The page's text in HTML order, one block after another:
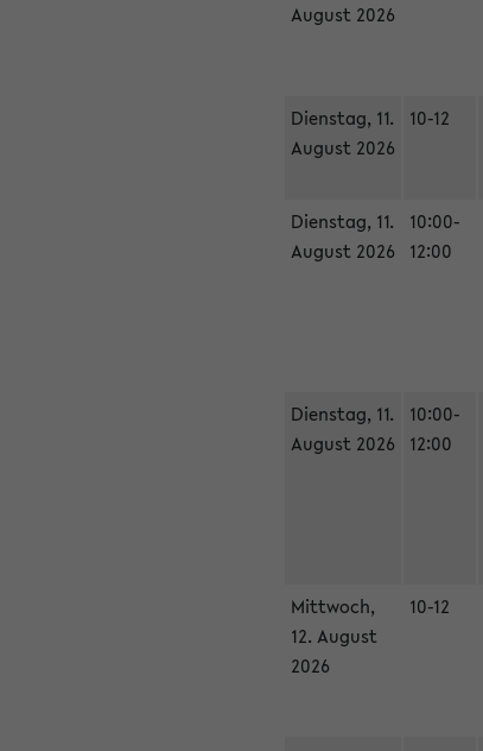
August 2026
Dienstag, 11.
August 2026
10-12
Dienstag, 11.
August 2026
10:00-
12:00
Dienstag, 11.
August 2026
10:00-
12:00
Mittwoch,
12. August
2026
10-12